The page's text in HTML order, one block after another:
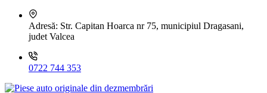
Adresă: Str. Capitan Hoarca nr 75, municipiul Dragasani,
judet Valcea
0722 744 353